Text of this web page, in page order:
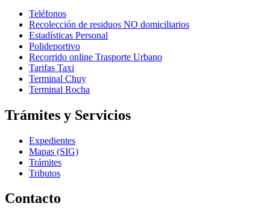
Teléfonos
Recolección de residuos NO domiciliarios
Estadísticas Personal
Polideportivo
Recorrido online Trasporte Urbano
Tarifas Taxi
Terminal Chuy
Terminal Rocha
Trámites y Servicios
Expedientes
Mapas (SIG)
Trámites
Tributos
Contacto